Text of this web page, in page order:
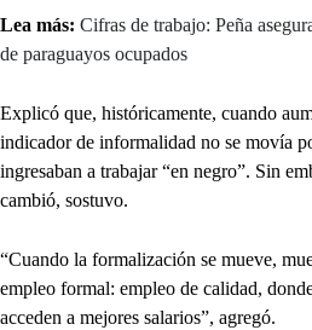
Lea más: Cifras de trabajo: Peña
de paraguayos ocupados
Explicó que, históricamente, cuando
indicador de informalidad no se movía
ingresaban a trabajar “en negro”. Sin
cambió, sostuvo.
“Cuando la formalización se mueve,
empleo formal: empleo de calidad,
acceden a mejores salarios”, agregó.